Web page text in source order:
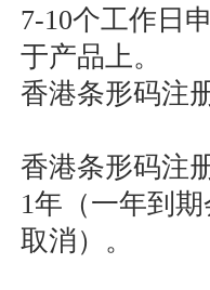
7-10个工作日
于产品上。
香港条形码注
香港条形码注
1年（一年到
取消）。